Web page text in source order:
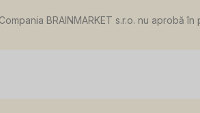
BRAINMARKET s.r.o. nu aprobă